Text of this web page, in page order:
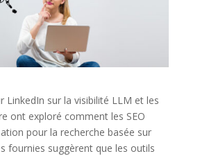
LinkedIn sur la visibilité LLM et les
ont exploré comment les SEO
pour la recherche basée sur
fournies suggèrent que les outils